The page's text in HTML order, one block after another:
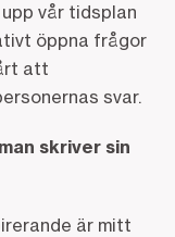
vår tidsplan
öppna frågor
att
svar.
skriver sin
är mitt